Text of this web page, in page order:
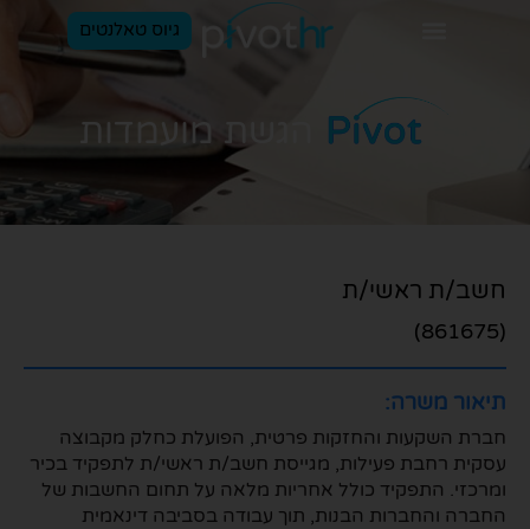
גיוס טאלנטים
הגשת מועמדות
חשב/ת ראשי/ת
(861675)
תיאור משרה:
חברת השקעות והחזקות פרטית, הפועלת כחלק מקבוצה
עסקית רחבת פעילות, מגייסת חשב/ת ראשי/ת לתפקיד בכיר
ומרכזי. התפקיד כולל אחריות מלאה על תחום החשבות של
החברה והחברות הבנות, תוך עבודה בסביבה דינאמית